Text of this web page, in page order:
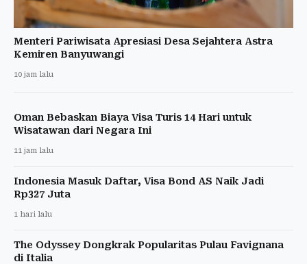
Menteri Pariwisata Apresiasi Desa Sejahtera Astra
Kemiren Banyuwangi
10 jam lalu
Oman Bebaskan Biaya Visa Turis 14 Hari untuk
Wisatawan dari Negara Ini
11 jam lalu
Indonesia Masuk Daftar, Visa Bond AS Naik Jadi
Rp327 Juta
1 hari lalu
The Odyssey Dongkrak Popularitas Pulau Favignana
di Italia